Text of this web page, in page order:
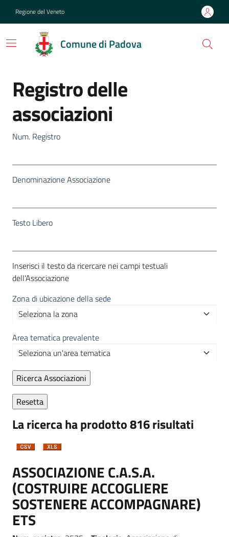
Regione del Veneto
Comune di Padova
Registro delle
associazioni
Num. Registro
Denominazione Associazione
Testo Libero
Inserisci il testo da ricercare nei campi testuali
dell'Associazione
Zona di ubicazione della sede
Area tematica prevalente
La ricerca ha prodotto 816 risultati
ASSOCIAZIONE C.A.S.A.
(COSTRUIRE ACCOGLIERE
SOSTENERE ACCOMPAGNARE)
ETS